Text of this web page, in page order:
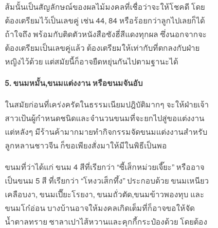
ส้มนั้นเป็นสัญลักษณ์ของผลไม้มงคลที่เชื่อว่าจะให้โชคดี โดย
ต้องเตรียมไว้เป็นเลขคู่ เช่น 44, 84 หรือร้อยกว่าลูกไปเลยก็ได้
ถ้าใจถึง พร้อมกับติดตัวหนังสือซังฮี่สีแดงทุกผล ซึ่งนอกจากจะ
ต้องเตรียมเป็นเลขคู่แล้ว ต้องเตรียมให้เท่ากับที่ตกลงกับฝ่าย
หญิงไว้ด้วย แต่สมัยนี้ก็อาจยืดหยุ่นกันไปตามฐานะได้
5. ขนมหมั้น,ขนมแต่งงาน หรือขนมจันอับ
ในสมัยก่อนที่เคร่งครัดในธรรมเนียมปฎิบัติมากๆ จะให้ฝ่ายเจ้า
สาวเป้นผู้กำหนดชนิดและจำนวนขนมที่จะยกไปสู่ขอแต่งงาน
แต่หลังๆ มีร้านค้ามากมายทำกิจกรรมจัดขนมแต่งงานสำหรับ
ลูกหลานชาวจีน ก็ขอเพียงสั่งมาให้มีในพิธีเป็นพอ
ขนมที่ว่าได้แก่ ขนม 4 สีที่เรียกว่า “ซี้เส็กหม่วยเจี๊ยะ” หรืออาจ
เป็นขนม 5 สี ที่เรียกว่า “โหงวเส็กทึ้ง” ประกอบด้วย ขนมเหนียว
เคลือบงา, ขนมเปี๊ยะโรยงา, ขนมถั่วตัด,ขนมข้าวพองทุบ และ
ขนมโก๋อ่อน บางบ้านอาจให้มงคลเกิดเต็มที่ก็อาจขอให้จัด
น้ำตาลทราย ซาลาเปาไส้หวานและคุกกี้กระป๋องด้วย โดยต้อง